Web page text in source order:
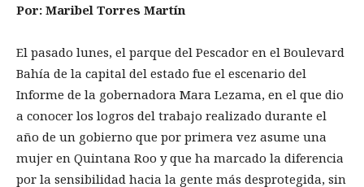
Por: Maribel Torres Martín
El pasado lunes, el parque del Pescador en el Boulevard
Bahía de la capital del estado fue el escenario del
Informe de la gobernadora Mara Lezama, en el que dio
a conocer los logros del trabajo realizado durante el
año de un gobierno que por primera vez asume una
mujer en Quintana Roo y que ha marcado la diferencia
por la sensibilidad hacia la gente más desprotegida, sin